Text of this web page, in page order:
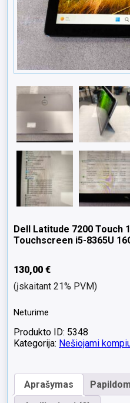
Dell Latitude 7200 Touch
Touchscreen i5-8365U
130,00€
(įskaitant 21% PVM)
Neturime
Produkto ID: 5348
Kategorija: Nešiojami
Aprašymas